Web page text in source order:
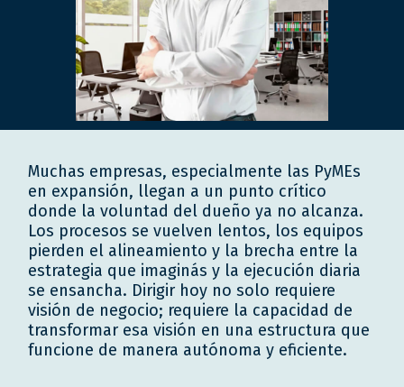
Muchas empresas, especialmente las PyMEs
en expansión, llegan a un punto crítico
donde la voluntad del dueño ya no alcanza.
Los procesos se vuelven lentos, los equipos
pierden el alineamiento y la brecha entre la
estrategia que imaginás y la ejecución diaria
se ensancha. Dirigir hoy no solo requiere
visión de negocio; requiere la capacidad de
transformar esa visión en una estructura que
funcione de manera autónoma y eficiente.